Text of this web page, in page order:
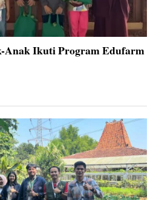
Anak Ikuti Program Edufarm